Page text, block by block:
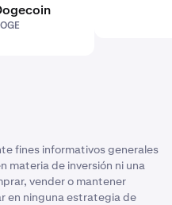
fines informativos generales
materia de inversión ni una
vender o mantener
en ninguna estrategia de